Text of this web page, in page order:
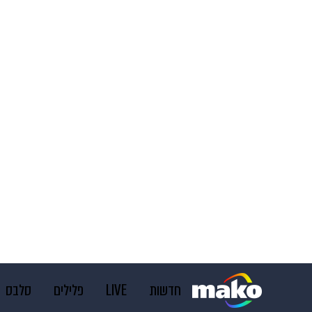
חדשות LIVE פלילים סלבס